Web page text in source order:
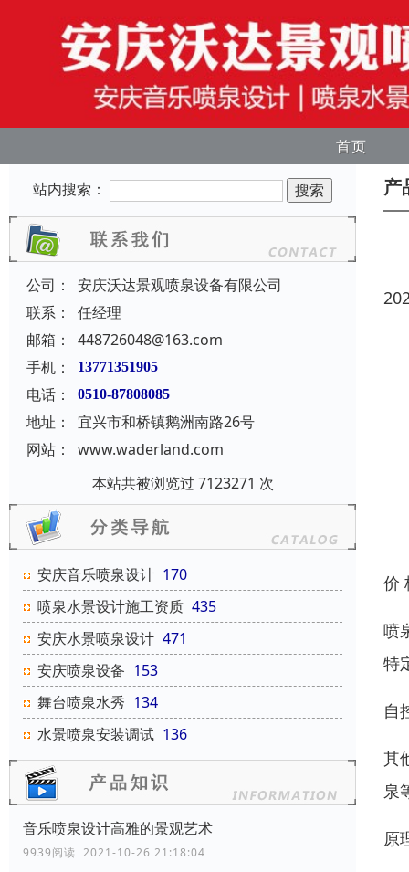
首页
站内搜索：
公司：
安庆沃达景观喷泉设备有限公司
联系：
任经理
邮箱：
448726048@163.com
手机：
13771351905
电话： 0510-87808085
地址：
宜兴市和桥镇鹅洲南路26号
网站：
www.waderland.com
本站共被浏览过 7123271 次
安庆音乐喷泉设计 170
喷泉水景设计施工资质 435
安庆水景喷泉设计 471
安庆喷泉设备 153
舞台喷泉水秀 134
水景喷泉安装调试 136
音乐喷泉设计高雅的景观艺术
9939阅读 2021-10-26 21:18:04
产
价
喷
特
自
其
泉
原